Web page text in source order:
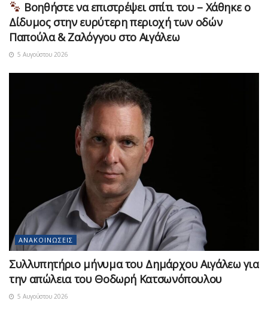
Βοηθήστε να επιστρέψει σπίτι του – Χάθηκε ο
Δίδυμος στην ευρύτερη περιοχή των οδών
Παπούλα & Ζαλόγγου στο Αιγάλεω
5 Αυγούστου 2026
ΑΝΑΚΟΙΝΏΣΕΙΣ
Συλλυπητήριο μήνυμα του Δημάρχου Αιγάλεω για
την απώλεια του Θοδωρή Κατσωνόπουλου
5 Αυγούστου 2026